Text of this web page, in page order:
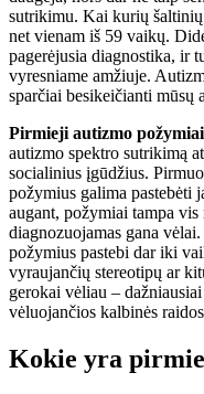
sutrikimu. Kai kurių šaltinių
net vienam iš 59 vaikų.
pagerėjusia diagnostika, ir
vyresniame amžiuje.
sparčiai besikeičianti mūsų
Pirmieji autizmo požymiai
autizmo spektro sutrikimą
socialinius įgūdžius.
požymius galima pastebėti
augant, požymiai tampa
diagnozuojamas gana
požymius pastebi dar iki
vyraujančių stereotipų ar
gerokai vėliau –
vėluojančios kalbinės
Kokie yra